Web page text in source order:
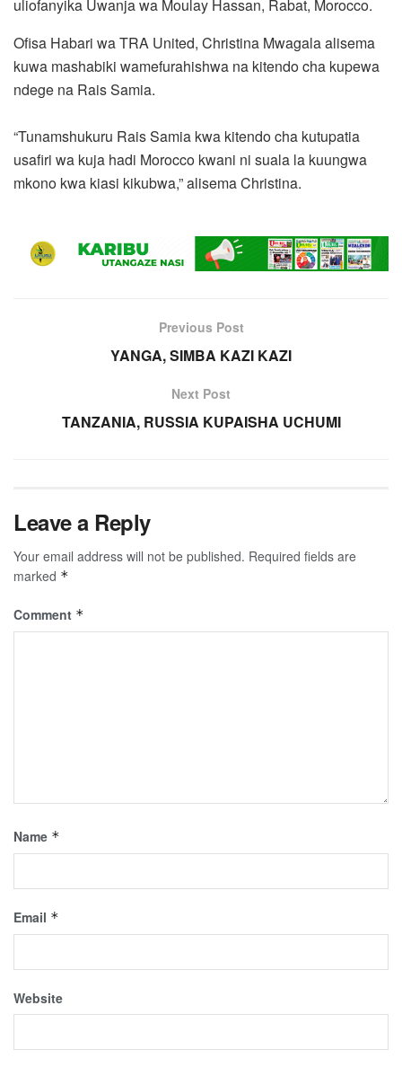
uliofanyika Uwanja wa Moulay Hassan, Rabat, Morocco.
Ofisa Habari wa TRA United, Christina Mwagala alisema
kuwa mashabiki wamefurahishwa na kitendo cha kupewa
ndege na Rais Samia.
“Tunamshukuru Rais Samia kwa kitendo cha kutupatia
usafiri wa kuja hadi Morocco kwani ni suala la kuungwa
mkono kwa kiasi kikubwa,” alisema Christina.
Previous Post
YANGA, SIMBA KAZI KAZI
Next Post
TANZANIA, RUSSIA KUPAISHA UCHUMI
Leave a Reply
Your email address will not be published. Required fields are
marked *
Comment *
Name *
Email *
Website